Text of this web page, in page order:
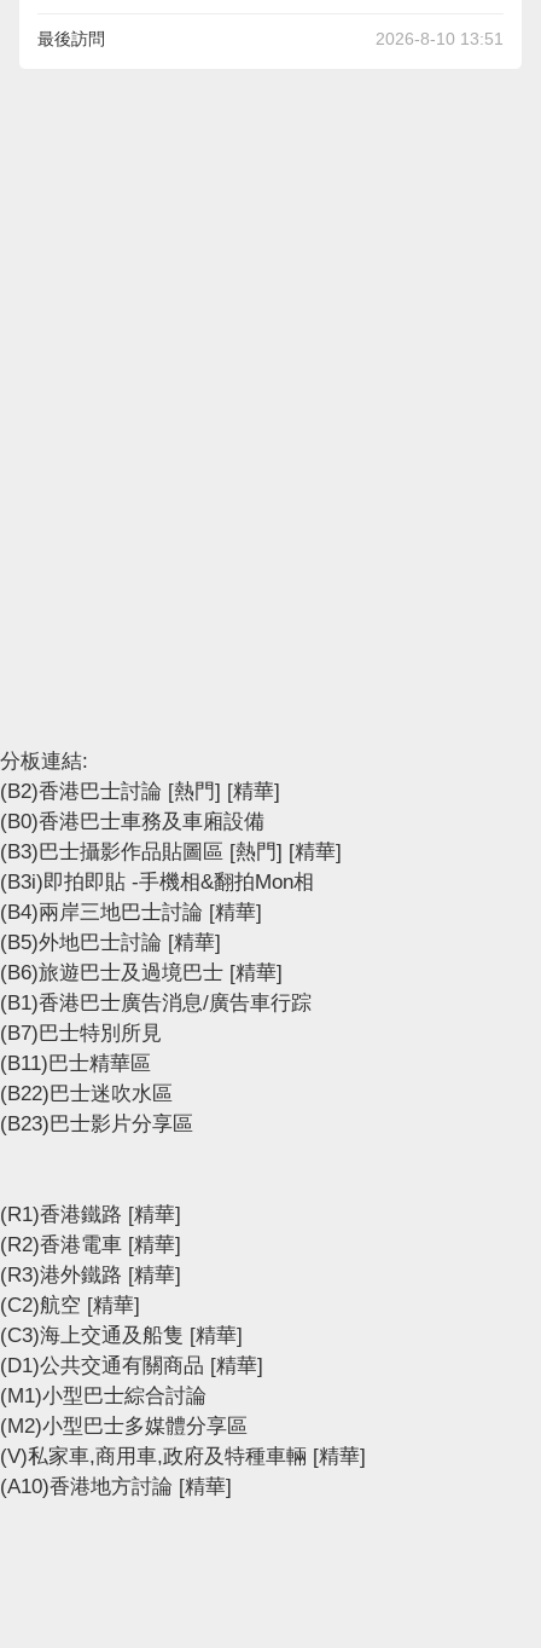
最後訪問 2026-8-10 13:51
分板連結:
(B2)香港巴士討論 [熱門] [精華]
(B0)香港巴士車務及車廂設備
(B3)巴士攝影作品貼圖區 [熱門] [精華]
(B3i)即拍即貼 -手機相&翻拍Mon相
(B4)兩岸三地巴士討論 [精華]
(B5)外地巴士討論 [精華]
(B6)旅遊巴士及過境巴士 [精華]
(B1)香港巴士廣告消息/廣告車行踪
(B7)巴士特別所見
(B11)巴士精華區
(B22)巴士迷吹水區
(B23)巴士影片分享區
(R1)香港鐵路 [精華]
(R2)香港電車 [精華]
(R3)港外鐵路 [精華]
(C2)航空 [精華]
(C3)海上交通及船隻 [精華]
(D1)公共交通有關商品 [精華]
(M1)小型巴士綜合討論
(M2)小型巴士多媒體分享區
(V)私家車,商用車,政府及特種車輛 [精華]
(A10)香港地方討論 [精華]